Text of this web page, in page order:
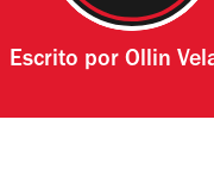
Escrito por Ollin